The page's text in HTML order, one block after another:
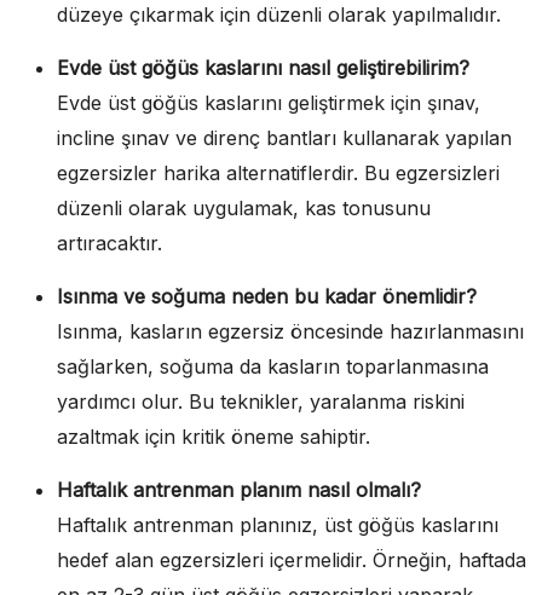
düzeye çıkarmak için düzenli olarak yapılmalıdır.
Evde üst göğüs kaslarını nasıl geliştirebilirim?
Evde üst göğüs kaslarını geliştirmek için şınav,
incline şınav ve direnç bantları kullanarak yapılan
egzersizler harika alternatiflerdir. Bu egzersizleri
düzenli olarak uygulamak, kas tonusunu
artıracaktır.
Isınma ve soğuma neden bu kadar önemlidir?
Isınma, kasların egzersiz öncesinde hazırlanmasını
sağlarken, soğuma da kasların toparlanmasına
yardımcı olur. Bu teknikler, yaralanma riskini
azaltmak için kritik öneme sahiptir.
Haftalık antrenman planım nasıl olmalı?
Haftalık antrenman planınız, üst göğüs kaslarını
hedef alan egzersizleri içermelidir. Örneğin, haftada